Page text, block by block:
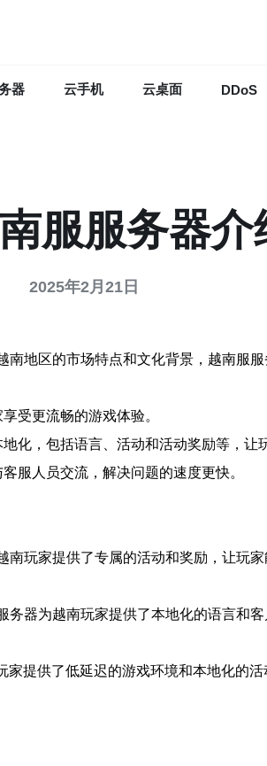
器 云手机 云桌面 DDoS
服服务器介
2025年2月21日
地区的市场特点和文化背景，越南服服
受更流畅的游戏体验。
化，包括语言、活动和活动奖励等，让
服人员交流，解决问题的速度更快。
玩家提供了专属的活动和奖励，让玩家
器为越南玩家提供了本地化的语言和
提供了低延迟的游戏环境和本地化的活